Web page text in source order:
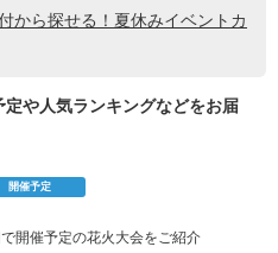
から探せる！夏休みイベントカ
定や人気ランキングなどをお届
開催予定
開催予定の花火大会をご紹介